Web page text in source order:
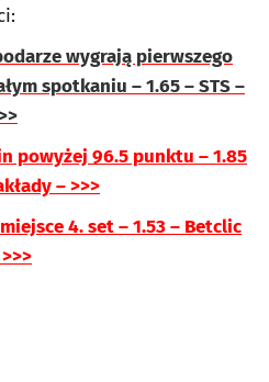
wygrają pierwszego
spotkaniu – 1.65 – STS –
powyżej 96.5 punktu – 1.85
– >>>
4. set – 1.53 – Betclic